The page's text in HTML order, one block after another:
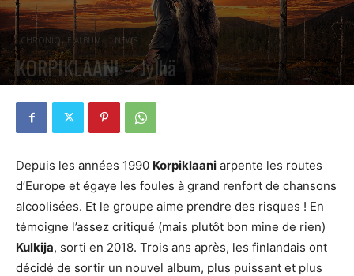
CHRONIQUE ALBUM NEWS
KORPIKLAANI – Jylhä
Depuis les années 1990 Korpiklaani arpente les routes
d’Europe et égaye les foules à grand renfort de chansons
alcoolisées. Et le groupe aime prendre des risques ! En
témoigne l’assez critiqué (mais plutôt bon mine de rien)
Kulkija, sorti en 2018. Trois ans après, les finlandais ont
décidé de sortir un nouvel album, plus puissant et plus